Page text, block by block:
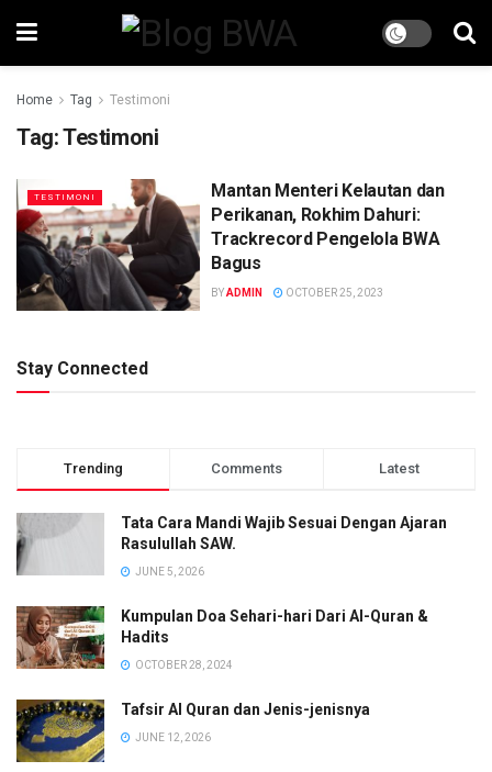
Home Tag Testimoni
Tag:Testimoni
TESTIMONI
Mantan Menteri Kelautan dan
Perikanan, Rokhim Dahuri:
Trackrecord Pengelola BWA
Bagus
BYADMIN OCTOBER 25, 2023
Stay Connected
Trending Comments Latest
Tata Cara Mandi Wajib Sesuai Dengan Ajaran
Rasulullah SAW.
JUNE 5, 2026
Kumpulan Doa Sehari-hari Dari Al-Quran &
Hadits
OCTOBER 28, 2024
Tafsir Al Quran dan Jenis-jenisnya
JUNE 12, 2026